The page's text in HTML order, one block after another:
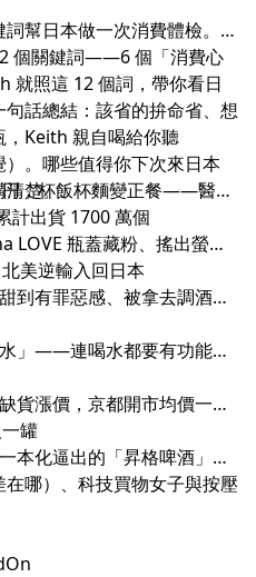
幫日本做一次消費體檢。這
個關鍵詞——6 個「消費心
就照這 12 個詞，帶你看日
話總結：該省的拚命省、想
，Keith 親自喝給你聽
）。哪些值得你下次來日本
清楚。
，杯飯杯麵變正餐——醫食
計出貨 1700 萬個
LOVE 瓶蓋藏粉、搖出螢光
美逆輸入回日本
到有罪惡感、被拿去調酒，
」——連喝水都要有功能，
貨漲價，京都開市均價一公
罐
本化逼出的「昇格啤酒」
在哪）、科技買物女子與按壓